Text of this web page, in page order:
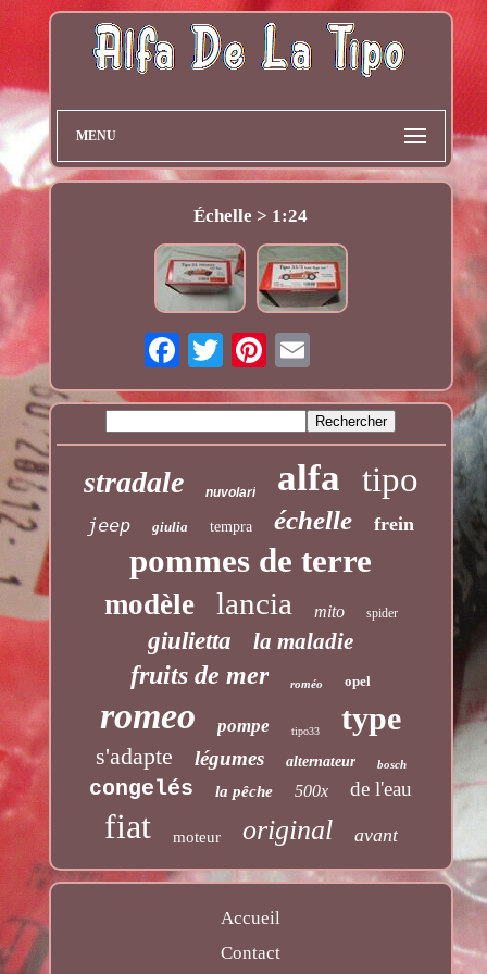
MENU
Échelle > 1:24
stradale nuvolari alfa tipo
jeep giulia tempra échelle frein
pommes de terre
modèle lancia mito spider
giulietta la maladie
fruits de mer roméo opel
romeo pompe tipo33 type
s'adapte légumes alternateur bosch
congelés la pêche 500x de l'eau
fiat moteur original avant
Accueil
Contact